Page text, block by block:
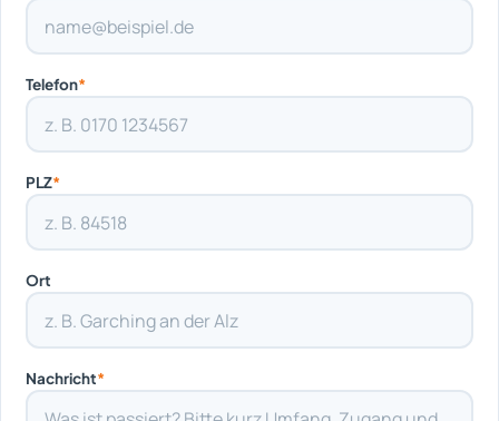
Telefon*
PLZ*
Ort
Nachricht*